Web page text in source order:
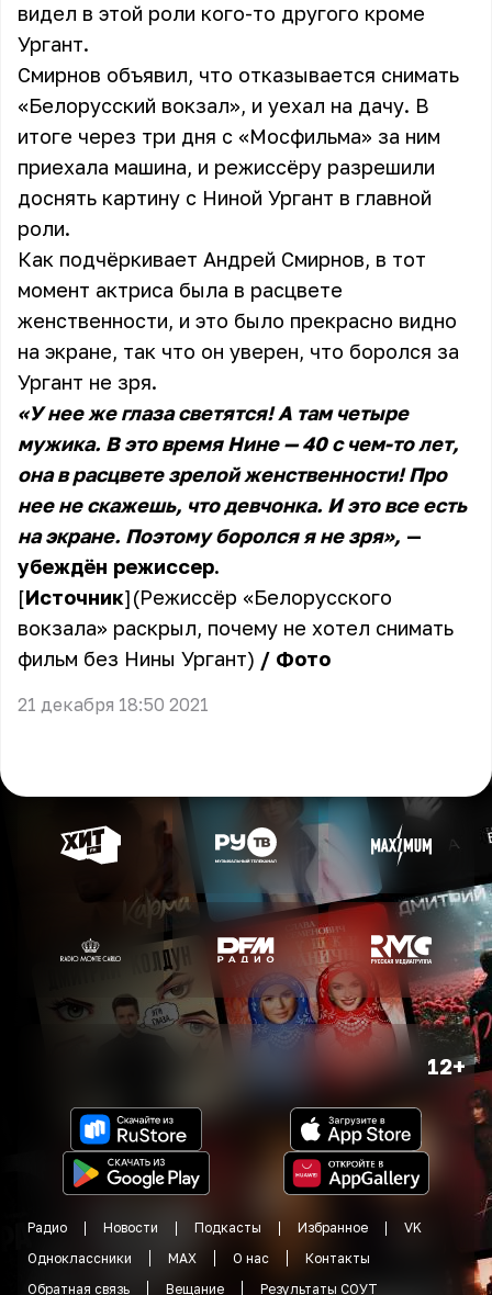
видел в этой роли кого-то другого кроме
Ургант.
Смирнов объявил, что отказывается снимать
«Белорусский вокзал», и уехал на дачу. В
итоге через три дня с «Мосфильма» за ним
приехала машина, и режиссёру разрешили
доснять картину с Ниной Ургант в главной
роли.
Как подчёркивает Андрей Смирнов, в тот
момент актриса была в расцвете
женственности, и это было прекрасно видно
на экране, так что он уверен, что боролся за
Ургант не зря.
«У нее же глаза светятся! А там четыре
мужика. В это время Нине — 40 с чем-то лет,
она в расцвете зрелой женственности! Про
нее не скажешь, что девчонка. И это все есть
на экране. Поэтому боролся я не зря», —
убеждён режиссер.
[Источник](Режиссёр «Белорусского
вокзала» раскрыл, почему не хотел снимать
фильм без Нины Ургант) / Фото
21 декабря 18:50 2021
12+
Радио Новости Подкасты Избранное
VK
Одноклассники
MAX О нас
Контакты
Обратная связь
Вещание Результаты СОУТ